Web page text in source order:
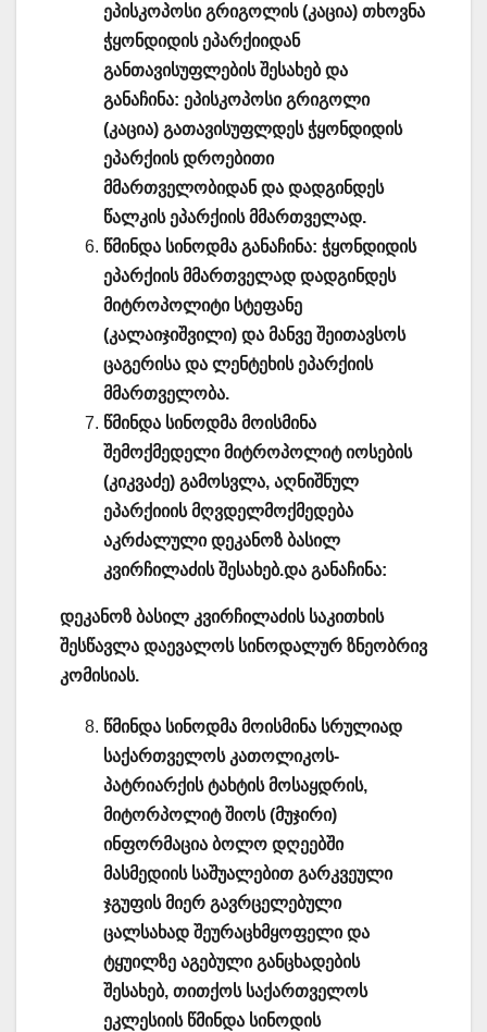
ეპისკოპოსი გრიგოლის (კაცია) თხოვნა
ჭყონდიდის ეპარქიიდან
განთავისუფლების შესახებ და
განაჩინა: ეპისკოპოსი გრიგოლი
(კაცია) გათავისუფლდეს ჭყონდიდის
ეპარქიის დროებითი
მმართველობიდან და დადგინდეს
წალკის ეპარქიის მმართველად.
წმინდა სინოდმა განაჩინა: ჭყონდიდის
ეპარქიის მმართველად დადგინდეს
მიტროპოლიტი სტეფანე
(კალაიჯიშვილი) და მანვე შეითავსოს
ცაგერისა და ლენტეხის ეპარქიის
მმართველობა.
წმინდა სინოდმა მოისმინა
შემოქმედელი მიტროპოლიტ იოსების
(კიკვაძე) გამოსვლა, აღნიშნულ
ეპარქიიის მღვდელმოქმედება
აკრძალული დეკანოზ ბასილ
კვირჩილაძის შესახებ.და განაჩინა:
დეკანოზ ბასილ კვირჩილაძის საკითხის
შესწავლა დაევალოს სინოდალურ ზნეობრივ
კომისიას.
წმინდა სინოდმა მოისმინა სრულიად
საქართველოს კათოლიკოს-
პატრიარქის ტახტის მოსაყდრის,
მიტორპოლიტ შიოს (მუჯირი)
ინფორმაცია ბოლო დღეებში
მასმედიის საშუალებით გარკვეული
ჯგუფის მიერ გავრცელებული
ცალსახად შეურაცხმყოფელი და
ტყუილზე აგებული განცხადების
შესახებ, თითქოს საქართველოს
ეკლესიის წმინდა სინოდის